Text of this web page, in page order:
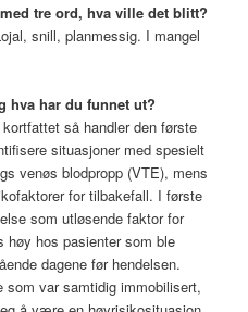
tre ord, hva ville det blitt?
snill, planmessig. I mangel
hva har du funnet ut?
så handler den første
situasjoner med spesielt
venøs blodpropp (VTE), mens
for tilbakefall. I første
som utløsende faktor for
hos pasienter som ble
dagene før hendelsen.
var samtidig immobilisert,